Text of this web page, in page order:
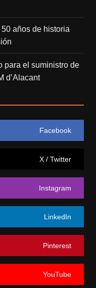
años de historia
para el suministro de
d’Alacant
Facebook
X / Twitter
Instagram
LinkedIn
Pinterest
YouTube